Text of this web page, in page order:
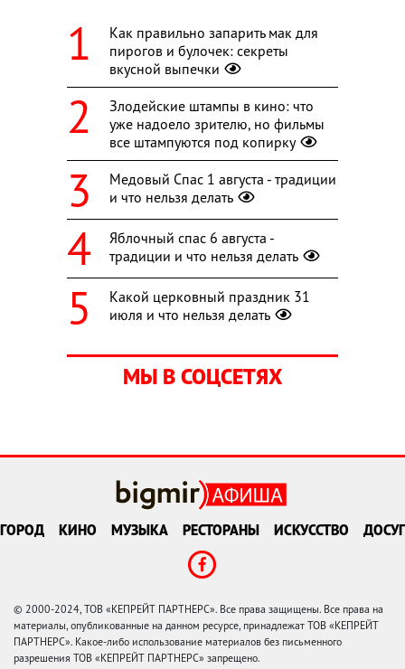
Как правильно запарить мак для
пирогов и булочек: секреты
вкусной выпечки
Злодейские штампы в кино: что
уже надоело зрителю, но фильмы
все штампуются под копирку
Медовый Спас 1 августа - традиции
и что нельзя делать
Яблочный спас 6 августа -
традиции и что нельзя делать
Какой церковный праздник 31
июля и что нельзя делать
МЫ В СОЦСЕТЯХ
ГОРОД КИНО МУЗЫКА РЕСТОРАНЫ ИСКУССТВО ДОСУГ
© 2000-2024, ТОВ «КЕПРЕЙТ ПАРТНЕРС». Все права защищены. Все права на
материалы, опубликованные на данном ресурсе, принадлежат ТОВ «КЕПРЕЙТ
ПАРТНЕРС». Какое-либо использование материалов без письменного
разрешения ТОВ «КЕПРЕЙТ ПАРТНЕРС» запрещено.